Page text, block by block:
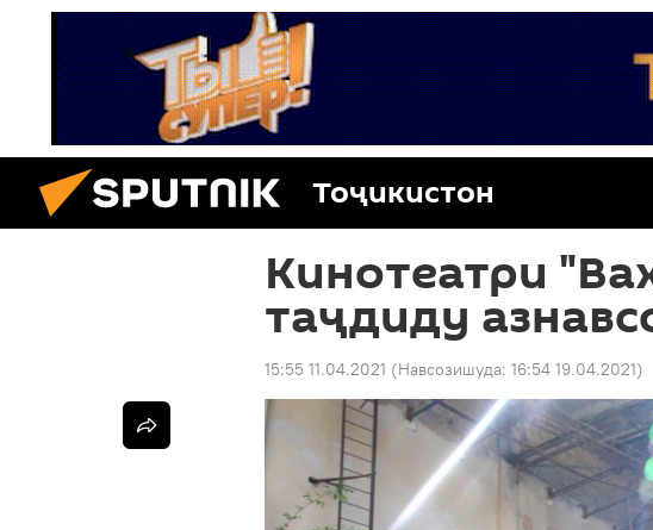
Тоҷикистон
Кинотеатри
таҷдиду
15:55 11.04.2021 (Навсозишуда: 16:54 19.04.2021)